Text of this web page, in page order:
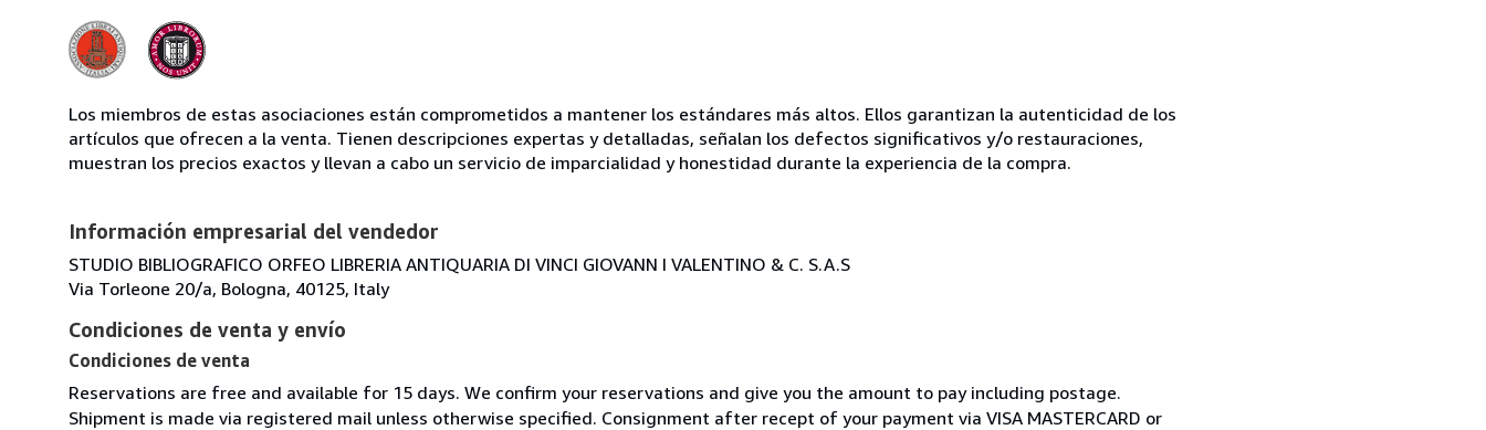
Los miembros de estas asociaciones están comprometidos a mantener los estándares más altos. Ellos garantizan la autenticidad de los
artículos que ofrecen a la venta. Tienen descripciones expertas y detalladas, señalan los defectos significativos y/o restauraciones,
muestran los precios exactos y llevan a cabo un servicio de imparcialidad y honestidad durante la experiencia de la compra.
Información empresarial del vendedor
STUDIO BIBLIOGRAFICO ORFEO LIBRERIA ANTIQUARIA DI VINCI GIOVANN I VALENTINO & C. S.A.S
Via Torleone 20/a, Bologna, 40125, Italy
Condiciones de venta y envío
Condiciones de venta
Reservations are free and available for 15 days. We confirm your reservations and give you the amount to pay including postage.
Shipment is made via registered mail unless otherwise specified. Consignment after recept of your payment via VISA MASTERCARD or